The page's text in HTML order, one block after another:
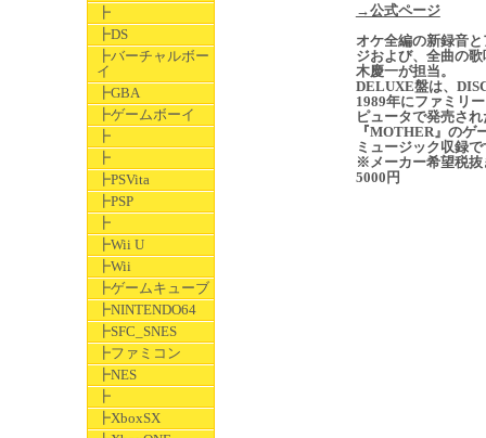
┣
┣DS
┣バーチャルボー
イ
┣GBA
┣ゲームボーイ
┣
┣
┣PSVita
┣PSP
┣
┣Wii U
┣Wii
┣ゲームキューブ
┣NINTENDO64
┣SFC_SNES
┣ファミコン
┣NES
┣
┣XboxSX
→公式ページ
オケ全編の新録音
ジおよび、全曲の
木慶一が担当。
DELUXE盤は、
1989年にファミリ
ピュータで発売され
『MOTHER』のゲ
ミュージック収録
※メーカー希望税抜
5000円